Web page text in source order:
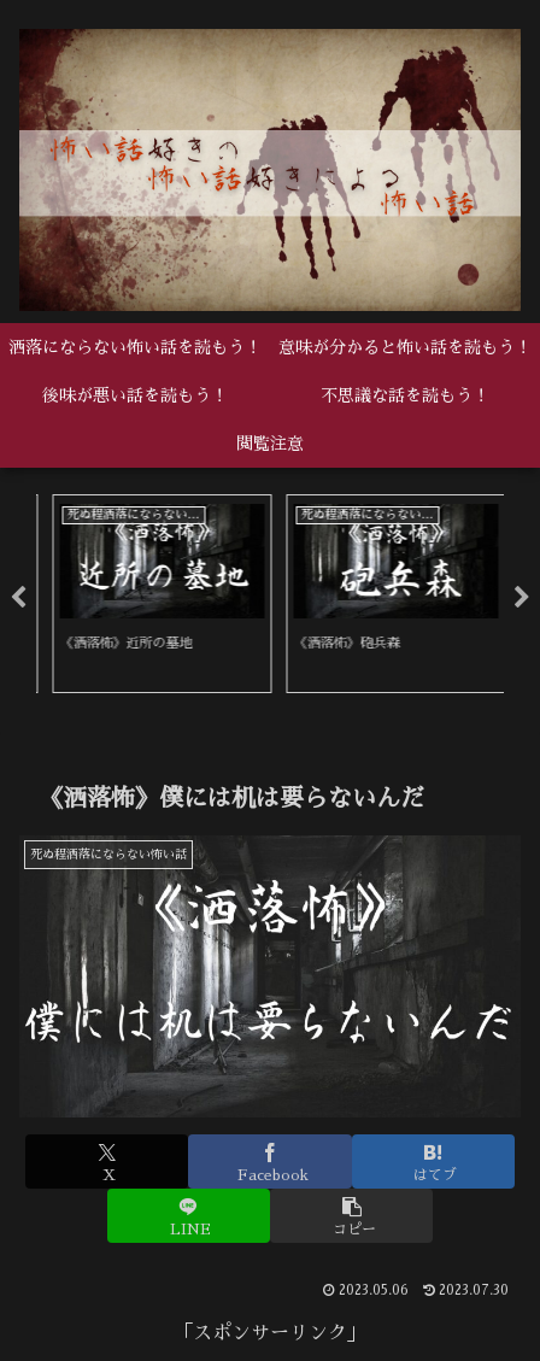
洒落にならない怖い話を読もう！ 意味が分かると怖い話を読もう！
後味が悪い話を読もう！ 不思議な話を読もう！
閲覧注意
死ぬ程洒落にならない怖い話
《洒落怖》近所の墓地
死ぬ程洒落にならない怖い話
《洒落怖》砲兵森
《洒落怖》僕には机は要らないんだ
死ぬ程洒落にならない怖い話
X Facebook はてブ
LINE コピー
2023.05.06 2023.07.30
「スポンサーリンク」